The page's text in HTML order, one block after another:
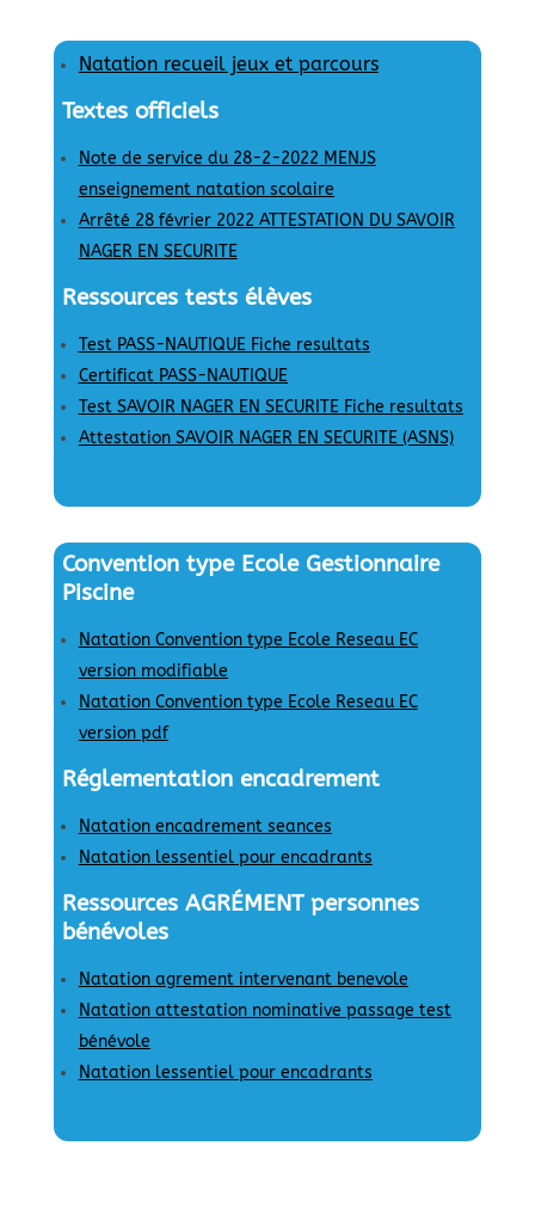
Natation recueil jeux et parcours
Textes officiels
Note de service du 28-2-2022 MENJS
enseignement natation scolaire
Arrêté 28 février 2022 ATTESTATION DU SAVOIR
NAGER EN SECURITE
Ressources tests élèves
Test PASS-NAUTIQUE Fiche resultats
Certificat PASS-NAUTIQUE
Test SAVOIR NAGER EN SECURITE Fiche resultats
Attestation SAVOIR NAGER EN SECURITE (ASNS)
Convention type Ecole Gestionnaire
Piscine
Natation Convention type Ecole Reseau EC
version modifiable
Natation Convention type Ecole Reseau EC
version pdf
Réglementation encadrement
Natation encadrement seances
Natation lessentiel pour encadrants
Ressources AGRÉMENT personnes
bénévoles
Natation agrement intervenant benevole
Natation attestation nominative passage test
bénévole
Natation lessentiel pour encadrants